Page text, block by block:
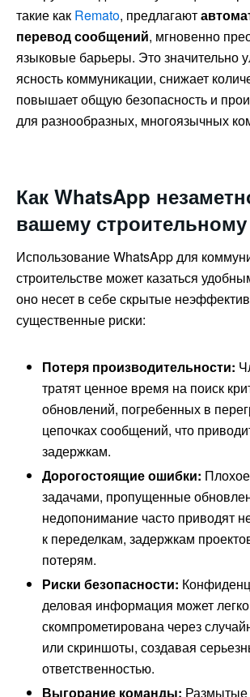
такие как Remato, предлагают
перевод сообщений, мгновенно
языковые барьеры. Это значительно
ясность коммуникации, снижает
повышает общую безопасность и
для разнообразных, многоязычных
Как WhatsApp
вашему строительному
Использование WhatsApp для
строительстве может казаться
оно несет в себе скрытые
существенные риски:
Потеря производительности:
тратят ценное время на поиск
обновлений, погребенных в
цепочках сообщений, что
задержкам.
Дорогостоящие ошибки:
задачами, пропущенные
недопонимание часто приводят
к переделкам, задержкам
потерям.
Риски безопасности:
деловая информация может
скомпрометирована через
или скриншоты, создавая
ответственностью.
Выгорание команды: